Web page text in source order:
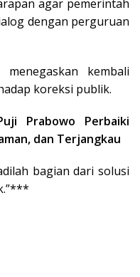
agar pemerintah
dengan perguruan
kembali
koreksi publik.
Prabowo Perbaiki
dan Terjangkau
bagian dari solusi